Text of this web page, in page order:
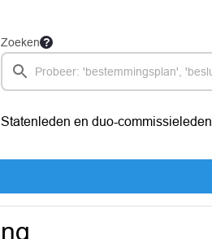
Zoeken
Statenleden en duo-commissieleden